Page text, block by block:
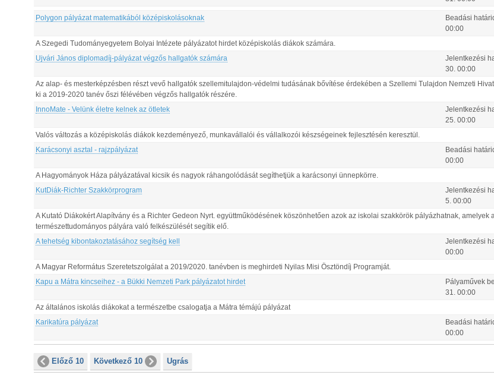
Polygon pályázat matematikából középiskolásoknak Beadási
00:00
A Szegedi Tudományegyetem Bolyai Intézete pályázatot hirdet középiskolás diákok számára.
Ujvári János diplomadíj-pályázat végzős hallgatók számára Jelentkezési
30 00:00
Az alap- és mesterképzésben részt vevő hallgatók szellemitulajdon-védelmi tudásának bővítése érdekében a Szellemi Tulajdon Nemzeti
ki a 2019-2020 tanév őszi félévében végzős hallgatók részére.
InnoMate - Velünk életre kelnek az ötletek Jelentkezési
25 00:00
Valós változás a középiskolás diákok kezdeményező, munkavállalói és vállalkozói készségeinek fejlesztésén keresztül.
Karácsonyi asztal - rajzpályázat Beadási
00:00
A Hagyományok Háza pályázatával kicsik és nagyok ráhangolódását segíthetjük a karácsonyi ünnepkörre.
KutDiák-Richter Szakkörprogram Jelentkezési
5 00:00
A Kutató Diákokért Alapítvány és a Richter Gedeon Nyrt. együttműködésének köszönhetően azok az iskolai szakkörök pályázhatnak, amelyek
természettudományos pályára való felkészülését segítik elő.
A tehetség kibontakoztatásához segítség kell Jelentkezési
00:00
A Magyar Református Szeretetszolgálat a 2019/2020. tanévben is meghirdeti Nyilas Misi Ösztöndíj Programját.
Kapu a Mátra kincseihez - a Bükki Nemzeti Park pályázatot hirdet Pályaművek
31
00:00
Az általános iskolás diákokat a természetbe csalogatja a Mátra témájú pályázat
Karikatúra pályázat Beadási
00:00
Előző 10 Következő 10 Ugrás